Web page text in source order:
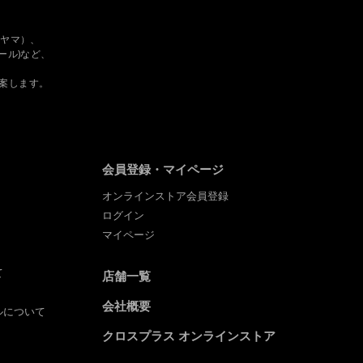
マ）、
)など、
ます。
について
会員登録・マイページ
オンラインストア会員登録
ログイン
マイページ
店舗一覧
会社概要
クロスプラス オンラインストア